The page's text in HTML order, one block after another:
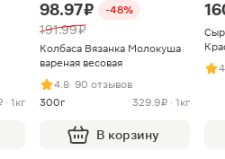
1кг
98.97 ₽ -48%
191.99 ₽
Колбаса Вязанка Молокуша
вареная весовая
4.8· 90 отзывов
300г
329.9 ₽ · 1кг
В корзину
Сыр